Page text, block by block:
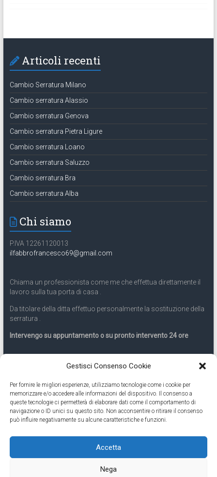
Gestisci Consenso Cookie
Per fornire le migliori esperienze, utilizziamo tecnologie come i cookie per
memorizzare e/o accedere alle informazioni del dispositivo. Il consenso a
queste tecnologie ci permetterà di elaborare dati come il comportamento di
navigazione o ID unici su questo sito. Non acconsentire o ritirare il consenso
può influire negativamente su alcune caratteristiche e funzioni.
Accetta
Nega
Articoli recenti
Cambio Serratura Milano
Cambio serratura Alassio
Cambio serratura Genova
Cambio serratura Pietra Ligure
Cambio serratura Loano
Cambio serratura Saluzzo
Cambio serratura Bra
Cambio serratura Alba
Chi siamo
P.IVA 12261120013
ilfabbrofrancesco69@gmail.com
Chiama un professionista come me che effettua direttamente il
lavoro sulla tua porta di casa .
Da titolare della ditta effettuo personalmente la sostituzione della
serratura .
Intervengo su appuntamento o su pronto intervento 24 ore
Servizio 24 ore
Cell331.9899963
Eseguiamo anche lavori di apertura porte pronto intervento 24
ore
by ThemeGrill. Powered by